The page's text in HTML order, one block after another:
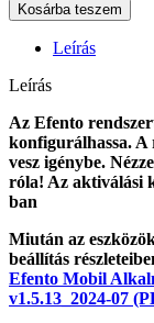
Kosárba teszem
Leírás
Leírás
Az Efento
konfigurálhassa. A
vesz igénybe.
róla! Az aktiválási
ban
Miután az
beállítás
Efento Mobil
v1.5.13_2024-07